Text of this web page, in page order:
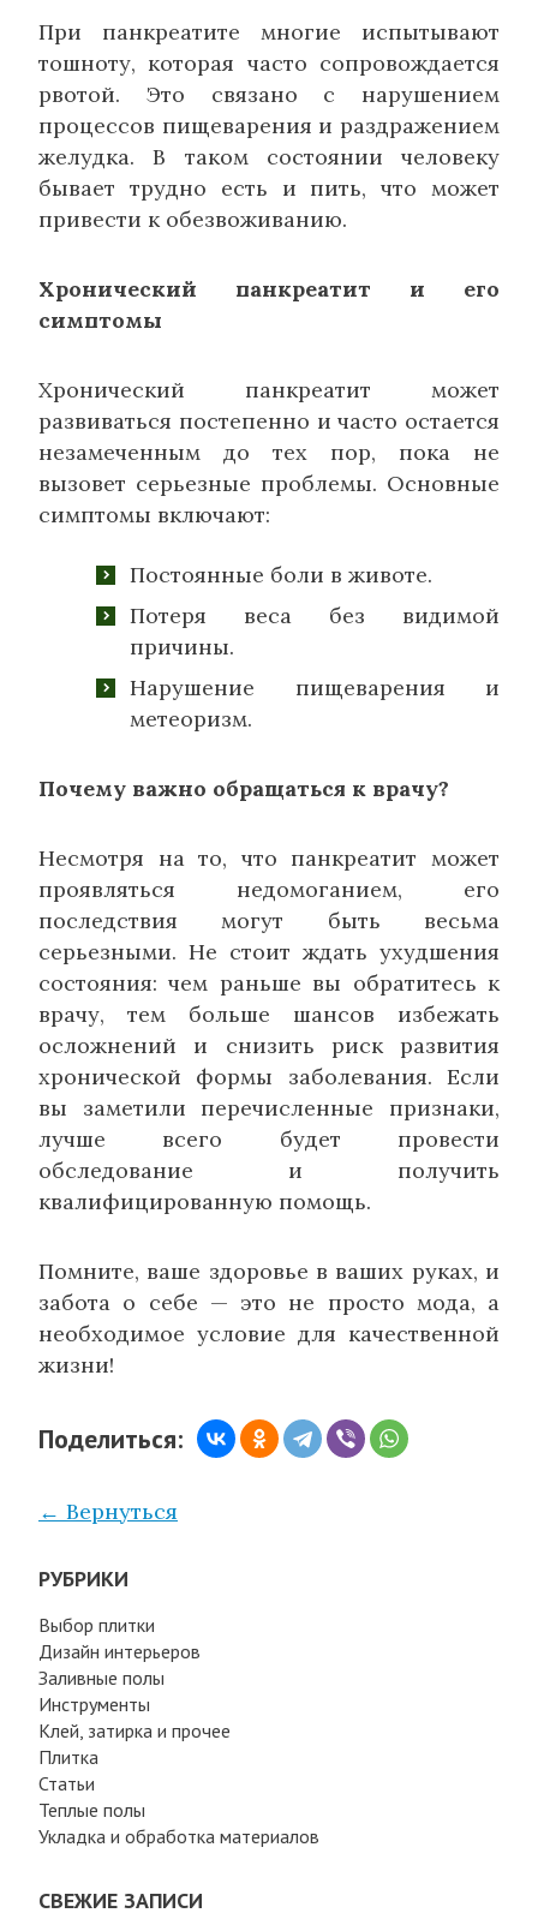
При панкреатите многие испытывают
тошноту, которая часто сопровождается
рвотой. Это связано с нарушением
процессов пищеварения и раздражением
желудка. В таком состоянии человеку
бывает трудно есть и пить, что может
привести к обезвоживанию.
Хронический панкреатит и его
симптомы
Хронический панкреатит может
развиваться постепенно и часто остается
незамеченным до тех пор, пока не
вызовет серьезные проблемы. Основные
симптомы включают:
Постоянные боли в животе.
Потеря веса без видимой
причины.
Нарушение пищеварения и
метеоризм.
Почему важно обращаться к врачу?
Несмотря на то, что панкреатит может
проявляться недомоганием, его
последствия могут быть весьма
серьезными. Не стоит ждать ухудшения
состояния: чем раньше вы обратитесь к
врачу, тем больше шансов избежать
осложнений и снизить риск развития
хронической формы заболевания. Если
вы заметили перечисленные признаки,
лучше всего будет провести
обследование и получить
квалифицированную помощь.
Помните, ваше здоровье в ваших руках, и
забота о себе — это не просто мода, а
необходимое условие для качественной
жизни!
Поделиться:
← Вернуться
РУБРИКИ
Выбор плитки
Дизайн интерьеров
Заливные полы
Инструменты
Клей, затирка и прочее
Плитка
Статьи
Теплые полы
Укладка и обработка материалов
СВЕЖИЕ ЗАПИСИ